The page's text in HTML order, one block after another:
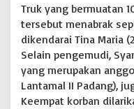
g
a
S
e
b
a
b
Truk yang bermuatan
tersebut menabrak
dikendarai Tina Maria
Selain pengemudi,
yang merupakan
Lantamal II Padang),
Keempat korban